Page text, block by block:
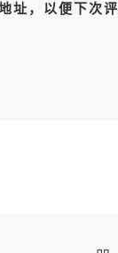
址，以便下次评